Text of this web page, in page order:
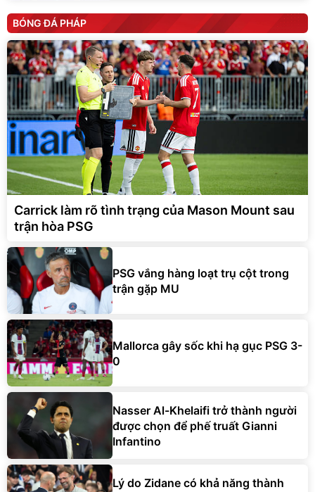
BÓNG ĐÁ PHÁP
Carrick làm rõ tình trạng của Mason Mount sau
trận hòa PSG
PSG vắng hàng loạt trụ cột trong
trận gặp MU
Mallorca gây sốc khi hạ gục PSG 3-
0
Nasser Al-Khelaifi trở thành người
được chọn để phế truất Gianni
Infantino
Lý do Zidane có khả năng thành